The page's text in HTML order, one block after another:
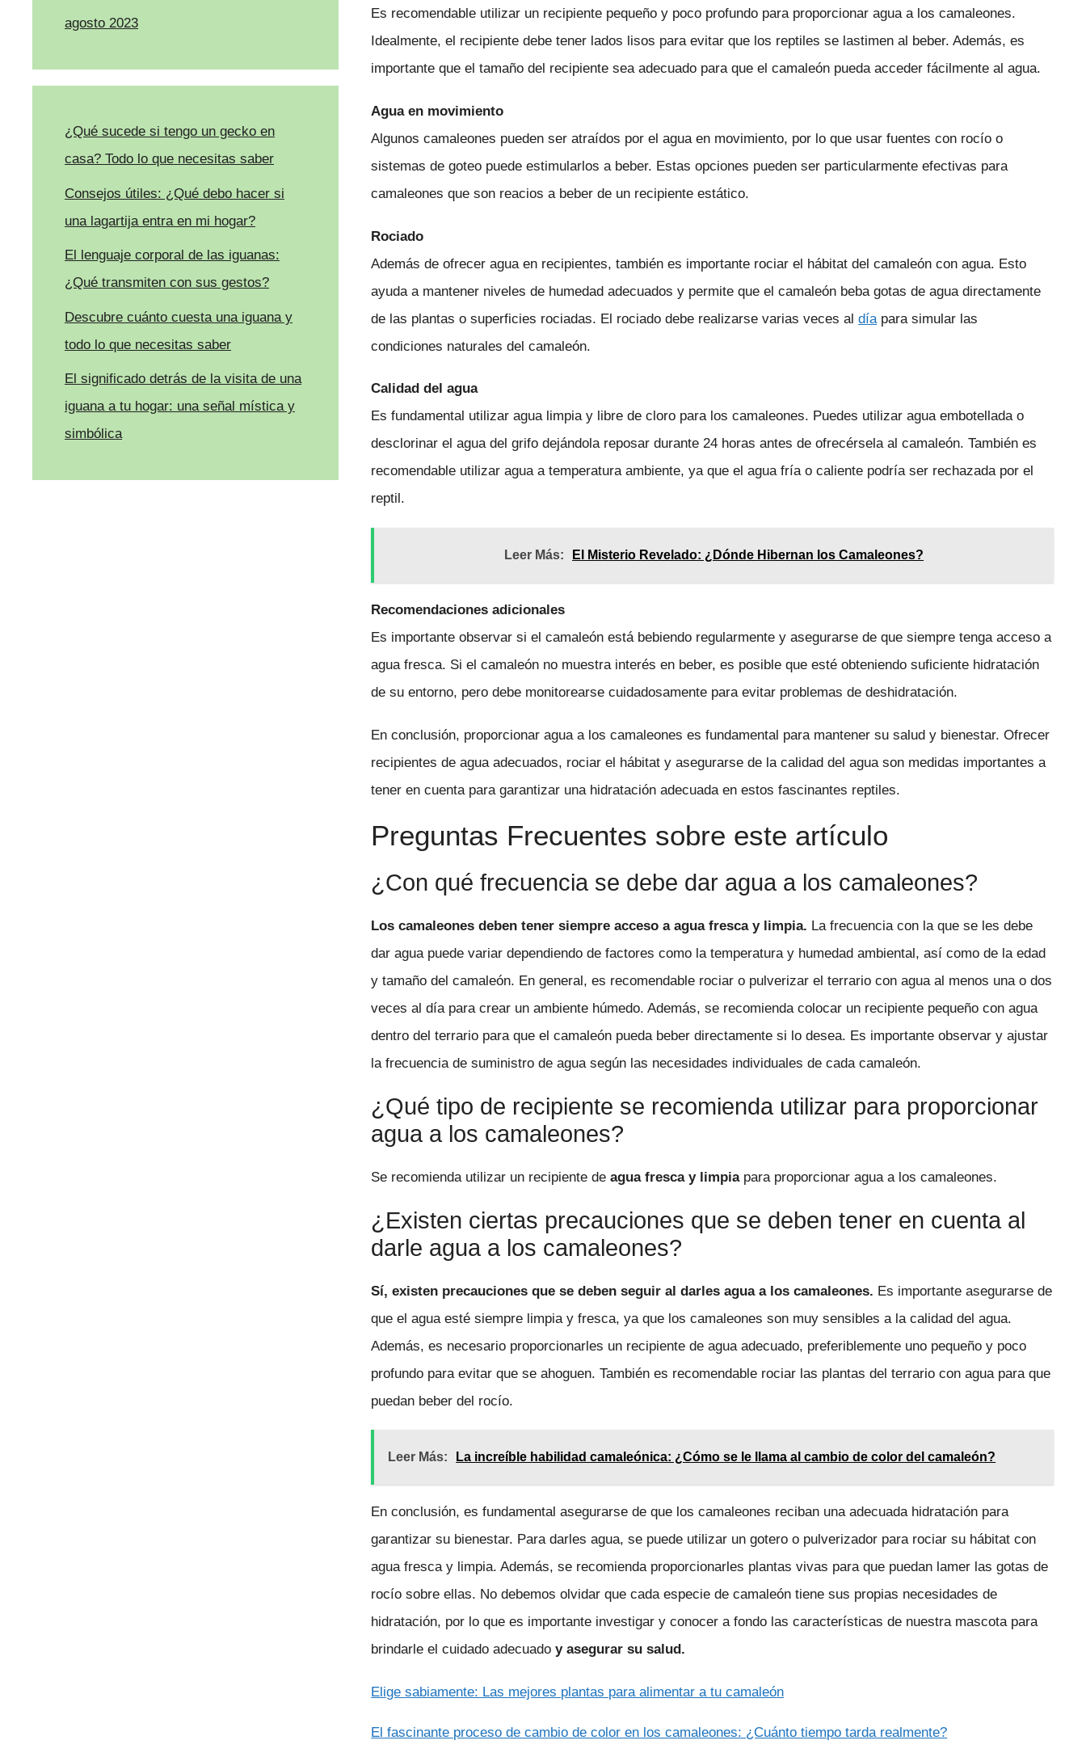
Es recomendable utilizar un recipiente pequeño y poco profundo para proporcionar agua a los camaleones.
Idealmente, el recipiente debe tener lados lisos para evitar que los reptiles se lastimen al beber. Además, es
importante que el tamaño del recipiente sea adecuado para que el camaleón pueda acceder fácilmente al agua.
Agua en movimiento
Algunos camaleones pueden ser atraídos por el agua en movimiento, por lo que usar fuentes con rocío o
sistemas de goteo puede estimularlos a beber. Estas opciones pueden ser particularmente efectivas para
camaleones que son reacios a beber de un recipiente estático.
Rociado
Además de ofrecer agua en recipientes, también es importante rociar el hábitat del camaleón con agua. Esto
ayuda a mantener niveles de humedad adecuados y permite que el camaleón beba gotas de agua directamente
de las plantas o superficies rociadas. El rociado debe realizarse varias veces aldía para simular las
condiciones naturales del camaleón.
Calidad del agua
Es fundamental utilizar agua limpia y libre de cloro para los camaleones. Puedes utilizar agua embotellada o
desclorinar el agua del grifo dejándola reposar durante 24 horas antes de ofrecérsela al camaleón. También es
recomendable utilizar agua a temperatura ambiente, ya que el agua fría o caliente podría ser rechazada por el
reptil.
Leer Más: El Misterio Revelado: ¿Dónde Hibernan los Camaleones?
Recomendaciones adicionales
Es importante observar si el camaleón está bebiendo regularmente y asegurarse de que siempre tenga acceso a
agua fresca. Si el camaleón no muestra interés en beber, es posible que esté obteniendo suficiente hidratación
de su entorno, pero debe monitorearse cuidadosamente para evitar problemas de deshidratación.
En conclusión, proporcionar agua a los camaleones es fundamental para mantener su salud y bienestar. Ofrecer
recipientes de agua adecuados, rociar el hábitat y asegurarse de la calidad del agua son medidas importantes a
tener en cuenta para garantizar una hidratación adecuada en estos fascinantes reptiles.
Preguntas Frecuentes sobre este artículo
¿Con qué frecuencia se debe dar agua a los camaleones?
Los camaleones deben tener siempre acceso a agua fresca y limpia. La frecuencia con la que se les debe
dar agua puede variar dependiendo de factores como la temperatura y humedad ambiental, así como de la edad
y tamaño del camaleón. En general, es recomendable rociar o pulverizar el terrario con agua al menos una o dos
veces al día para crear un ambiente húmedo. Además, se recomienda colocar un recipiente pequeño con agua
dentro del terrario para que el camaleón pueda beber directamente si lo desea. Es importante observar y ajustar
la frecuencia de suministro de agua según las necesidades individuales de cada camaleón.
¿Qué tipo de recipiente se recomienda utilizar para proporcionar
agua a los camaleones?
Se recomienda utilizar un recipiente deagua fresca y limpiapara proporcionar agua a los camaleones.
¿Existen ciertas precauciones que se deben tener en cuenta al
darle agua a los camaleones?
Sí, existen precauciones que se deben seguir al darles agua a los camaleones. Es importante asegurarse de
que el agua esté siempre limpia y fresca, ya que los camaleones son muy sensibles a la calidad del agua.
Además, es necesario proporcionarles un recipiente de agua adecuado, preferiblemente uno pequeño y poco
profundo para evitar que se ahoguen. También es recomendable rociar las plantas del terrario con agua para que
puedan beber del rocío.
Leer Más: La increíble habilidad camaleónica: ¿Cómo se le llama al cambio de color del camaleón?
En conclusión, es fundamental asegurarse de que los camaleones reciban una adecuada hidratación para
garantizar su bienestar. Para darles agua, se puede utilizar un gotero o pulverizador para rociar su hábitat con
agua fresca y limpia. Además, se recomienda proporcionarles plantas vivas para que puedan lamer las gotas de
rocío sobre ellas. No debemos olvidar que cada especie de camaleón tiene sus propias necesidades de
hidratación, por lo que es importante investigar y conocer a fondo las características de nuestra mascota para
brindarle el cuidado adecuadoy asegurar su salud.
Elige sabiamente: Las mejores plantas para alimentar a tu camaleón
El fascinante proceso de cambio de color en los camaleones: ¿Cuánto tiempo tarda realmente?
agosto 2023
¿Qué sucede si tengo un gecko en
casa? Todo lo que necesitas saber
Consejos útiles: ¿Qué debo hacer si
una lagartija entra en mi hogar?
El lenguaje corporal de las iguanas:
¿Qué transmiten con sus gestos?
Descubre cuánto cuesta una iguana y
todo lo que necesitas saber
El significado detrás de la visita de una
iguana a tu hogar: una señal mística y
simbólica